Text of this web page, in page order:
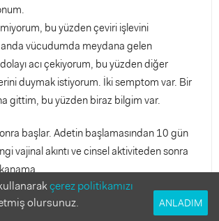
bu yüzden çeviri işlevini
anda vücudumda meydana gelen
acı çekiyorum, bu yüzden diğer
duymak istiyorum. İki semptom var. Bir
gittim, bu yüzden biraz bilgim var.
başlar. Adetin başlamasından 10 gün
vajinal akıntı ve cinsel aktiviteden sonra
kanama.
3 gün önce test ilacını denediğimde ilk 10
çerez politikamızı
olursunuz.
ANLADIM